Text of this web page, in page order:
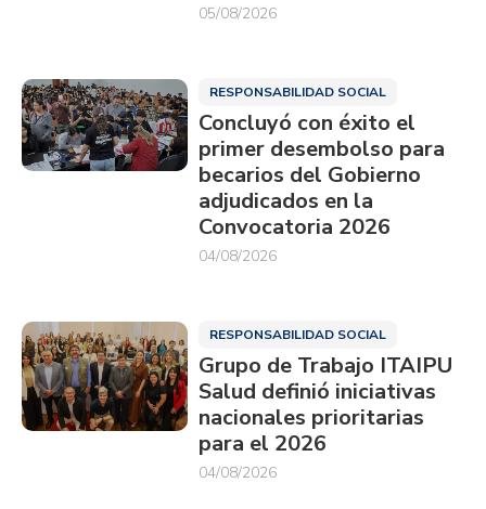
05/08/2026
RESPONSABILIDAD SOCIAL
Concluyó con éxito el
primer desembolso para
becarios del Gobierno
adjudicados en la
Convocatoria 2026
04/08/2026
RESPONSABILIDAD SOCIAL
Grupo de Trabajo ITAIPU
Salud definió iniciativas
nacionales prioritarias
para el 2026
04/08/2026